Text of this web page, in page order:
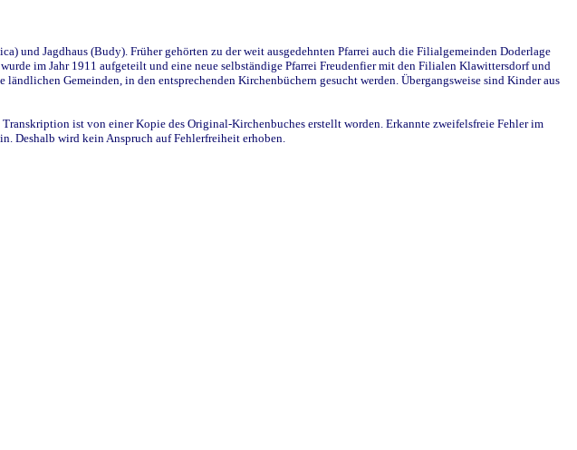
und Jagdhaus (Budy). Früher gehörten zu der weit ausgedehnten Pfarrei auch die Filialgemeinden Doderlage
im Jahr 1911 aufgeteilt und eine neue selbständige Pfarrei Freudenfier mit den Filialen Klawittersdorf und
Gemeinden, in den entsprechenden Kirchenbüchern gesucht werden. Übergangsweise sind Kinder aus
ist von einer Kopie des Original-Kirchenbuches erstellt worden. Erkannte zweifelsfreie Fehler im
Deshalb wird kein Anspruch auf Fehlerfreiheit erhoben.